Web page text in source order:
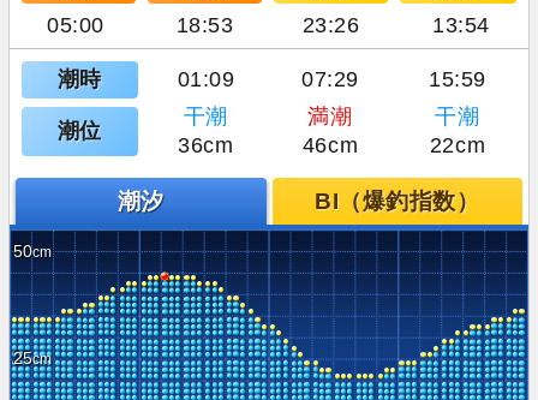
05:00 18:53 23:26 13:54
潮時 01:09 07:29 15:59
潮位
干潮 満潮
干潮
36cm
46cm 22cm
潮汐 BI（爆釣指数）
50
25